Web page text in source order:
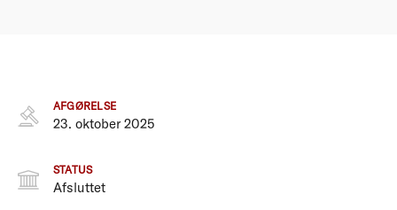
AFGØRELSE
23. oktober 2025
STATUS
Afsluttet